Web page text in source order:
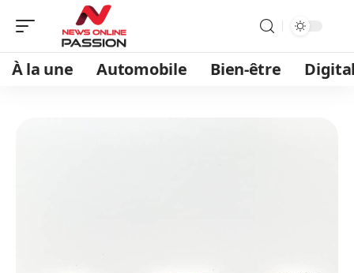
À la une Automobile Bien-être